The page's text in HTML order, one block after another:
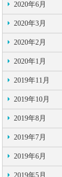
2020年6月
2020年3月
2020年2月
2020年1月
2019年11月
2019年10月
2019年8月
2019年7月
2019年6月
2019年5月